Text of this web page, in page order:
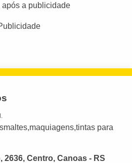
após a publicidade
para
Centro, Canoas - RS